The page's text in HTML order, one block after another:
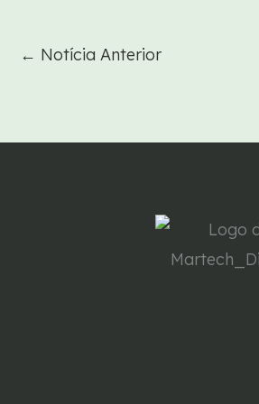
← Notícia Anterior